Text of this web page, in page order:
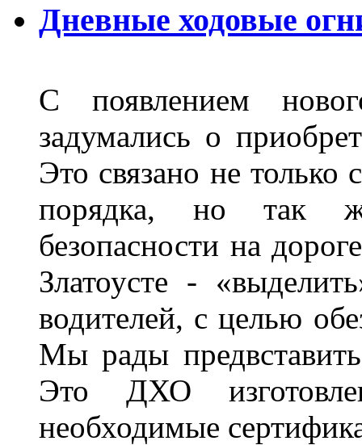
Дневные ходовые
С появлением
задумались о
Это связано не только
порядка, но так
безопасности на
Златоусте -
водителей, с целью
Мы рады
Это ДХО
необходимые